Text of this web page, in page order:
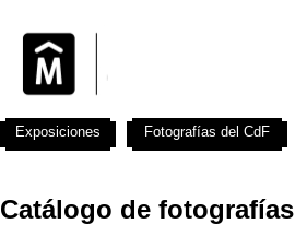
Catálogo de fotografías
Exposiciones Fotografías del CdF